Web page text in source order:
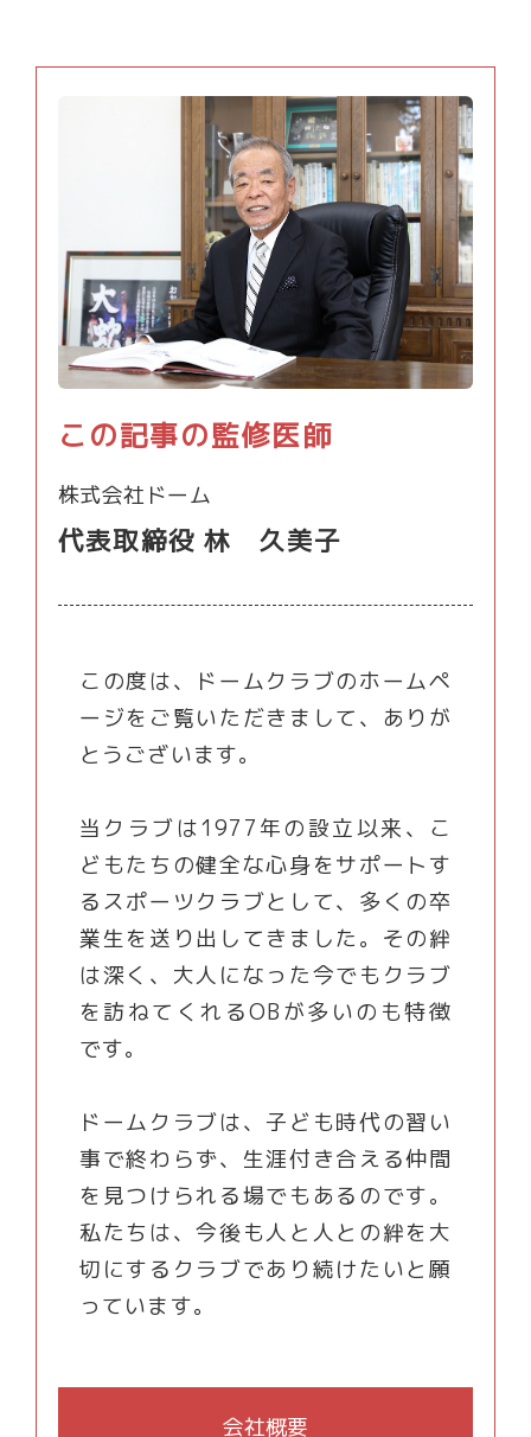
この記事の監修医師
株式会社ドーム
代表取締役 林 久美子
この度は、ドームクラブのホームペ
ージをご覧いただきまして、ありが
とうございます。
当クラブは1977年の設立以来、こ
どもたちの健全な心身をサポートす
るスポーツクラブとして、多くの卒
業生を送り出してきました。その絆
は深く、大人になった今でもクラブ
を訪ねてくれるOBが多いのも特徴
です。
ドームクラブは、子ども時代の習い
事で終わらず、生涯付き合える仲間
を見つけられる場でもあるのです。
私たちは、今後も人と人との絆を大
切にするクラブであり続けたいと願
っています。
会社概要